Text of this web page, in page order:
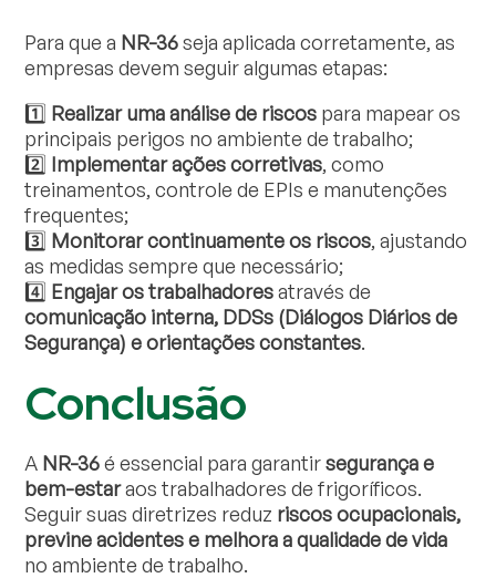
Para que a NR-36seja aplicada corretamente, as
empresas devem seguir algumas etapas:
1️⃣ Realizar uma análise de riscos para mapear os
principais perigos no ambiente de trabalho;
2️⃣ Implementar ações corretivas, como
treinamentos, controle de EPIs e manutenções
frequentes;
3️⃣ Monitorar continuamente os riscos, ajustando
as medidas sempre que necessário;
4️⃣ Engajar os trabalhadoresatravés de
comunicação interna, DDSs (Diálogos Diários de
Segurança) e orientações constantes.
Conclusão
A NR-36é essencial para garantirsegurança e
bem-estaraos trabalhadores de frigoríficos.
Seguir suas diretrizes reduz riscos ocupacionais,
previne acidentes e melhora a qualidade de vida
no ambiente de trabalho.